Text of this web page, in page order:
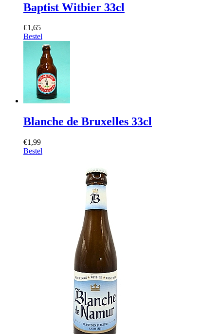
Baptist Witbier 33cl
€1,65
Bestel
Blanche de Bruxelles 33cl
€1,99
Bestel